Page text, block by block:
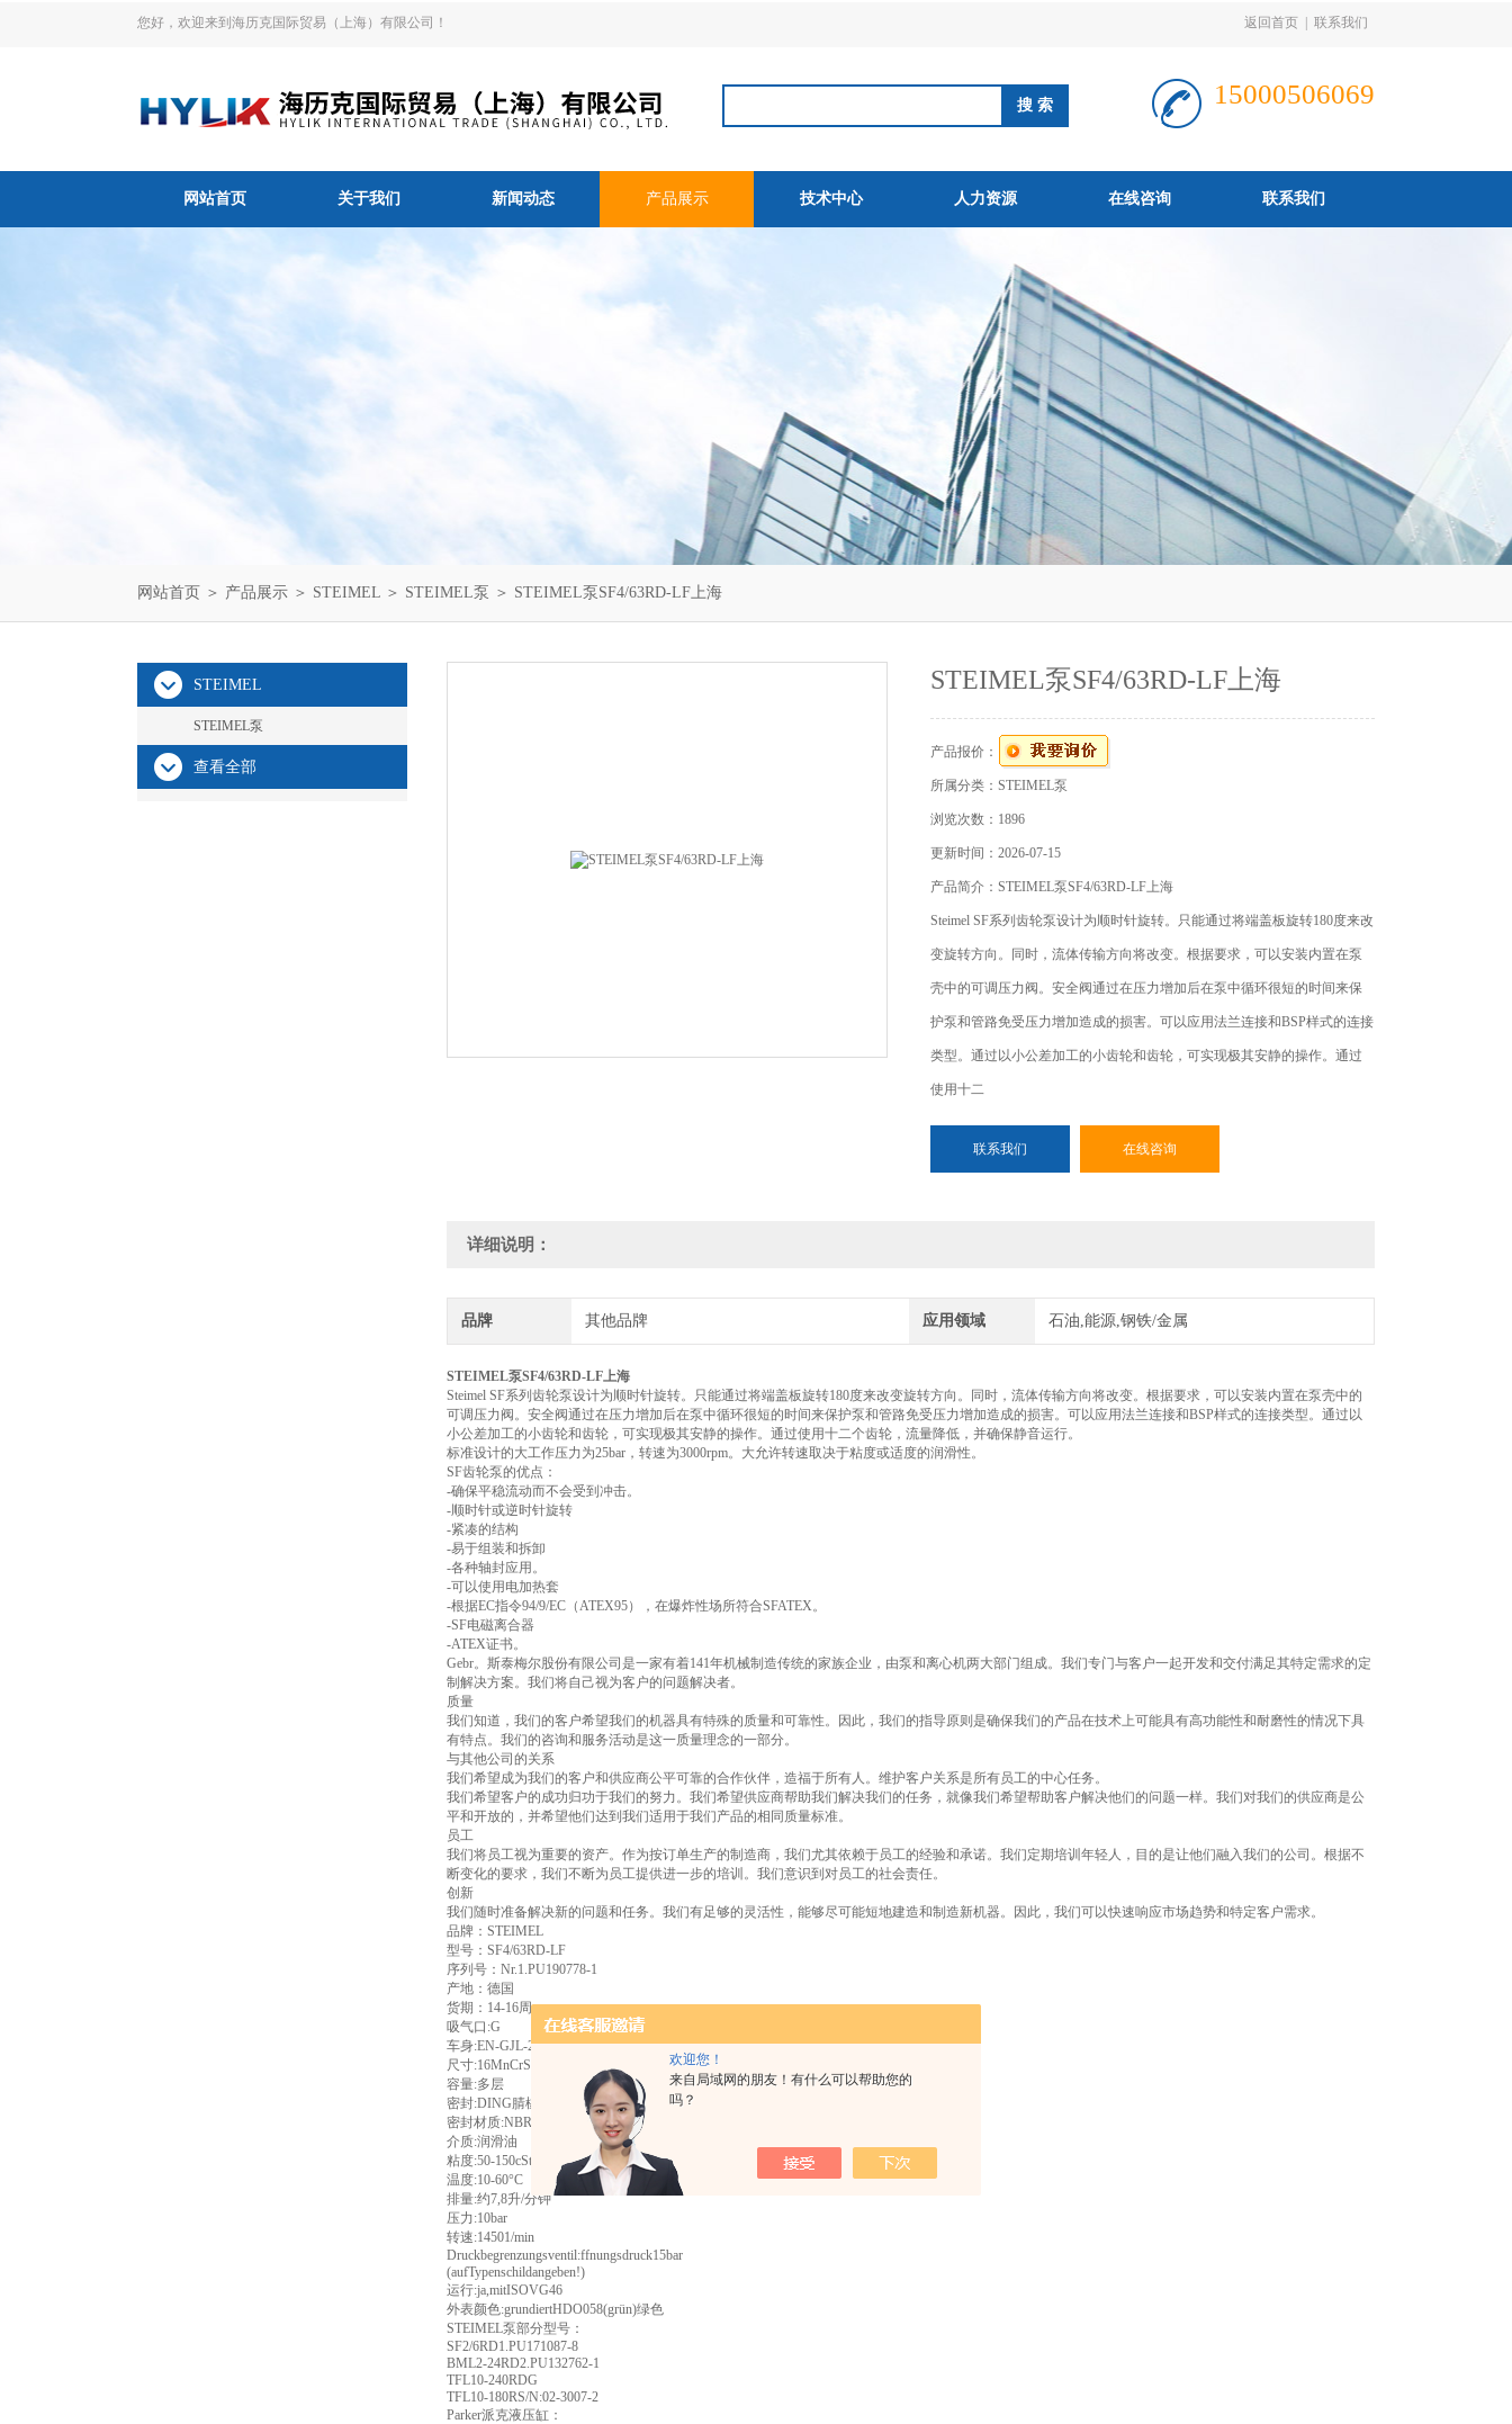
欢迎您！
来自局域网的朋友！有什么可以帮助您的
吗？
您好，欢迎来到海历克国际贸易（上海）有限公司！ 返回首页 联系我们
15000506069
网站首页 关于我们 新闻动态 产品展示 技术中心 人力资源 在线咨询 联系我们
网站首页 ＞ 产品展示 ＞ STEIMEL ＞ STEIMEL泵 ＞ STEIMEL泵SF4/63RD-LF上海
STEIMEL
STEIMEL泵
查看全部
STEIMEL泵SF4/63RD-LF上海
产品报价：
所属分类： STEIMEL泵
浏览次数：1896
更新时间：2026-07-15
产品简介：STEIMEL泵SF4/63RD-LF上海
Steimel SF系列齿轮泵设计为顺时针旋转。只能通过将端盖板旋转180度来改
变旋转方向。同时，流体传输方向将改变。根据要求，可以安装内置在泵
壳中的可调压力阀。安全阀通过在压力增加后在泵中循环很短的时间来保
护泵和管路免受压力增加造成的损害。可以应用法兰连接和BSP样式的连接
类型。通过以小公差加工的小齿轮和齿轮，可实现极其安静的操作。通过
使用十二
联系我们 在线咨询
详细说明：
品牌 其他品牌 应用领域 石油,能源,钢铁/金属
STEIMEL泵SF4/63RD-LF上海
Steimel SF系列齿轮泵设计为顺时针旋转。只能通过将端盖板旋转180度来改变旋转方向。同时，流体传输方向将改变。根据要求，可以安装内置在泵壳中的
可调压力阀。安全阀通过在压力增加后在泵中循环很短的时间来保护泵和管路免受压力增加造成的损害。可以应用法兰连接和BSP样式的连接类型。通过以
小公差加工的小齿轮和齿轮，可实现极其安静的操作。通过使用十二个齿轮，流量降低，并确保静音运行。
标准设计的大工作压力为25bar，转速为3000rpm。大允许转速取决于粘度或适度的润滑性。
SF齿轮泵的优点：
-确保平稳流动而不会受到冲击。
-顺时针或逆时针旋转
-紧凑的结构
-易于组装和拆卸
-各种轴封应用。
-可以使用电加热套
-根据EC指令94/9/EC（ATEX95），在爆炸性场所符合SFATEX。
-SF电磁离合器
-ATEX证书。
Gebr。斯泰梅尔股份有限公司是一家有着141年机械制造传统的家族企业，由泵和离心机两大部门组成。我们专门与客户一起开发和交付满足其特定需求的定
制解决方案。我们将自己视为客户的问题解决者。
质量
我们知道，我们的客户希望我们的机器具有特殊的质量和可靠性。因此，我们的指导原则是确保我们的产品在技术上可能具有高功能性和耐磨性的情况下具
有特点。我们的咨询和服务活动是这一质量理念的一部分。
与其他公司的关系
我们希望成为我们的客户和供应商公平可靠的合作伙伴，造福于所有人。维护客户关系是所有员工的中心任务。
我们希望客户的成功归功于我们的努力。我们希望供应商帮助我们解决我们的任务，就像我们希望帮助客户解决他们的问题一样。我们对我们的供应商是公
平和开放的，并希望他们达到我们适用于我们产品的相同质量标准。
员工
我们将员工视为重要的资产。作为按订单生产的制造商，我们尤其依赖于员工的经验和承诺。我们定期培训年轻人，目的是让他们融入我们的公司。根据不
断变化的要求，我们不断为员工提供进一步的培训。我们意识到对员工的社会责任。
创新
我们随时准备解决新的问题和任务。我们有足够的灵活性，能够尽可能短地建造和制造新机器。因此，我们可以快速响应市场趋势和特定客户需求。
品牌：STEIMEL
型号：SF4/63RD-LF
序列号：Nr.1.PU190778-1
产地：德国
货期：14-16周
吸气口:G
车身:EN-GJL-250(GG-25)
尺寸:16MnCrS5,egh.,schrgverz.
容量:多层
密封:DING腈橡胶弹性体
密封材质:NBR
介质:润滑油
粘度:50-150cSt.
温度:10-60°C
排量:约7,8升/分钟
压力:10bar
转速:14501/min
Druckbegrenzungsventil:ffnungsdruck15bar
(aufTypenschildangeben!)
运行:ja,mitISOVG46
外表颜色:grundiertHDO058(grün)绿色
STEIMEL泵部分型号：
SF2/6RD1.PU171087-8
BML2-24RD2.PU132762-1
TFL10-240RDG
TFL10-180RS/N:02-3007-2
Parker派克液压缸：